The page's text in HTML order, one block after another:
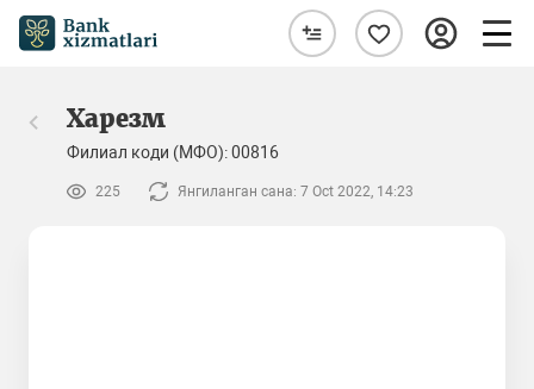
Харезм
Филиал коди (МФО): 00816
225 Янгиланган сана: 7 Oct 2022, 14:23